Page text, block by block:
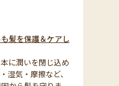
髪を保護＆ケアし
に潤いを閉じ込め
湿気・摩擦など、